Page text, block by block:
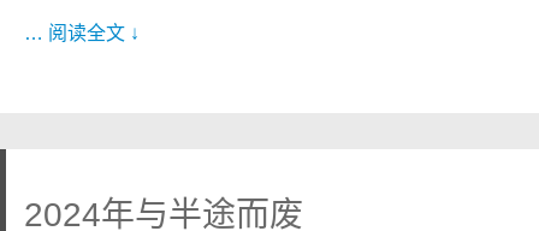
… 阅读全文 ↓
2024年与半途而废